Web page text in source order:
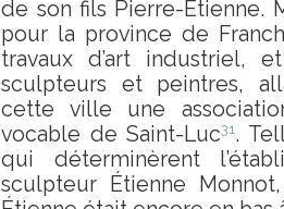
de son fils Pierre-Étienne.
pour la province de
travaux d’art industriel,
sculpteurs et peintres,
cette ville une
vocable de Saint-Luc31 .
qui déterminèrent
sculpteur Étienne